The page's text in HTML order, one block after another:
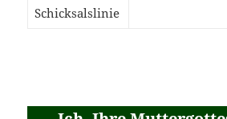
Schicksalslinie